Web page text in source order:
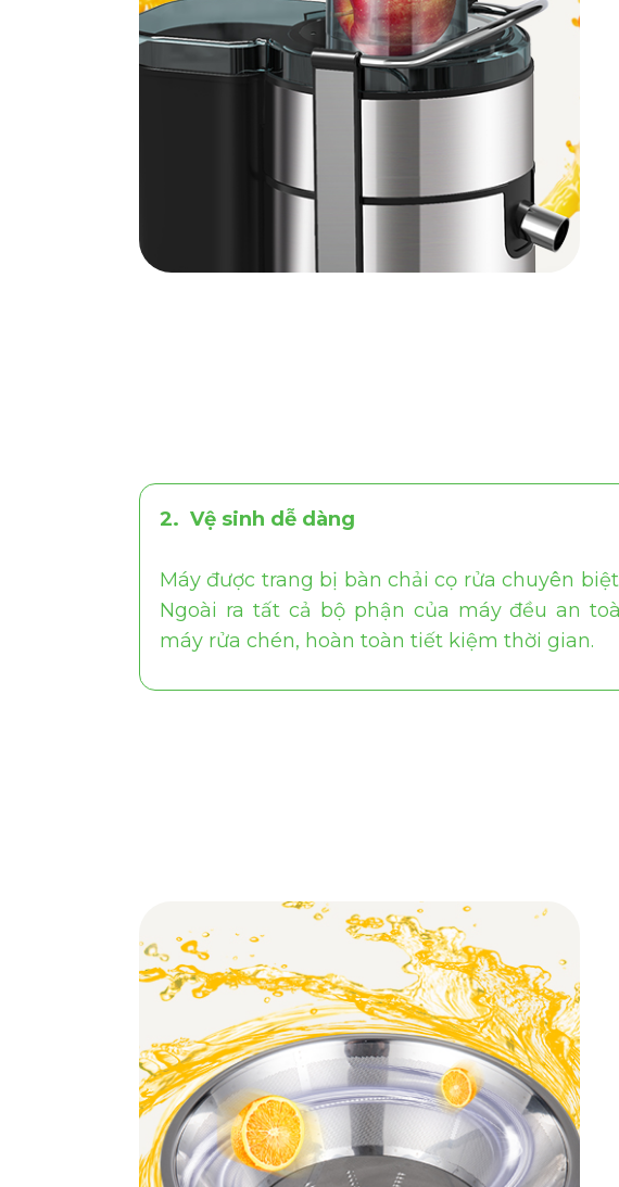
2. Vệ sinh dễ dàng
Máy được trang bị bàn chải cọ rửa chuyên
Ngoài ra tất cả bộ phận của máy đều an
máy rửa chén, hoàn toàn tiết kiệm thời gian.